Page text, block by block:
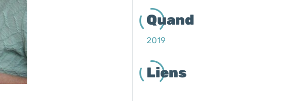
Quand
2019
Liens